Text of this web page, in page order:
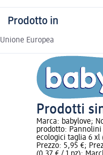
Prodotto in
Unione Europea
Prodotti
Marca: babylove;
prodotto:
ecologici taglia 6 xl
Prezzo: 5,95 €;